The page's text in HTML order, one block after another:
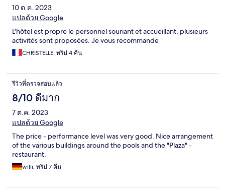
10 ต.ค. 2023
แปลด้วย Google
L'hôtel est propre le personnel souriant et accueillant, plusieurs
activités sont proposées. Je vous recommande
CHRISTELLE, ทริป 4 คืน
รีวิวที่ตรวจสอบแล้ว
8/10 ดีมาก
7 ต.ค. 2023
แปลด้วย Google
The price - performance level was very good. Nice arrangement
of the various buildings around the pools and the "Plaza" -
restaurant.
willi, ทริป 7 คืน